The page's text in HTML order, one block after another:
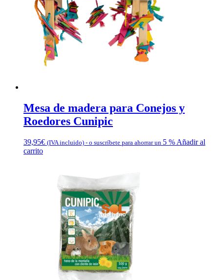
Mesa de madera para Conejos y
Roedores Cunipic
39,95€ (IVA incluido) - o suscríbete para ahorrar un 5 % Añadir al
carrito